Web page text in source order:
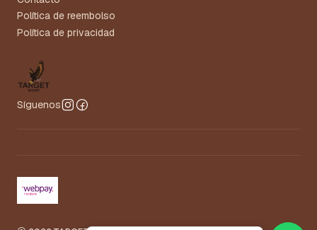
Política de reembolso
Política de privacidad
Síguenos